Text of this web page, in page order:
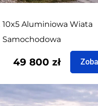
10x5 Aluminiowa Wiata
Samochodowa
49 800 zł